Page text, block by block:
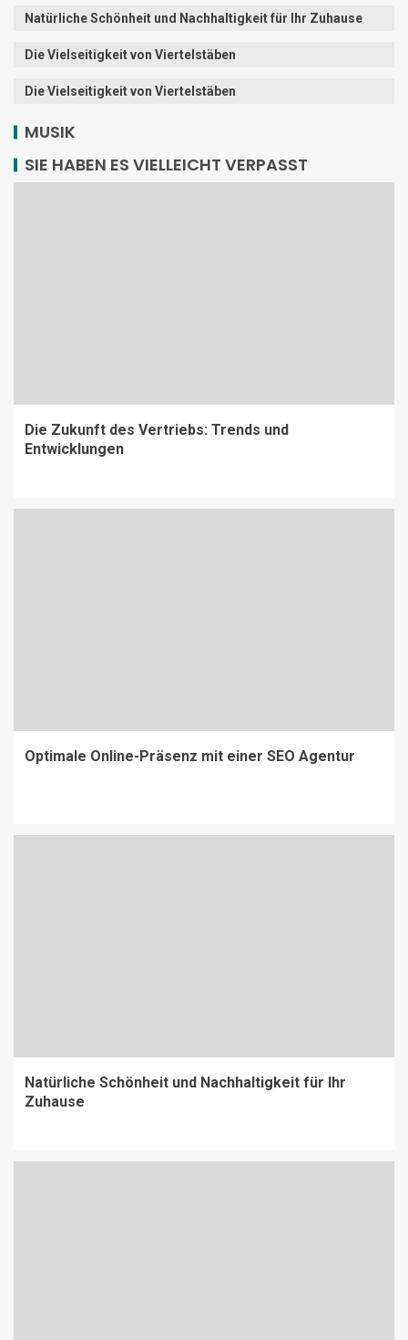
Natürliche Schönheit und Nachhaltigkeit für Ihr Zuhause
Die Vielseitigkeit von Viertelstäben
Die Vielseitigkeit von Viertelstäben
MUSIK
SIE HABEN ES VIELLEICHT VERPASST
Die Zukunft des Vertriebs: Trends und
Entwicklungen
Optimale Online-Präsenz mit einer SEO Agentur
Natürliche Schönheit und Nachhaltigkeit für Ihr
Zuhause